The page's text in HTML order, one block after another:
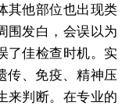
其他部位也出现类
围发白，会误以为
了佳检查时机。实
传、免疫、精神压
来判断。在专业的